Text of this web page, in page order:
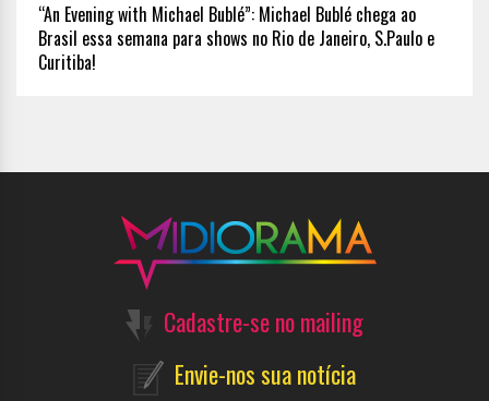
“An Evening with Michael Bublé”: Michael Bublé chega ao
Brasil essa semana para shows no Rio de Janeiro, S.Paulo e
Curitiba!
Cadastre-se no mailing
Envie-nos sua notícia